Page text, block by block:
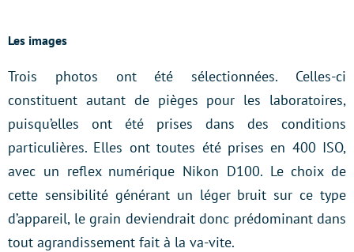
Les images
Trois photos ont été sélectionnées. Celles-ci
constituent autant de pièges pour les laboratoires,
puisqu’elles ont été prises dans des conditions
particulières. Elles ont toutes été prises en 400 ISO,
avec un reflex numérique Nikon D100. Le choix de
cette sensibilité générant un léger bruit sur ce type
d’appareil, le grain deviendrait donc prédominant dans
tout agrandissement fait à la va-vite.